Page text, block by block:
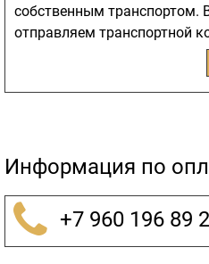
собственным транспортом.
отправляем транспортной
Информация по
+7 960 196 89